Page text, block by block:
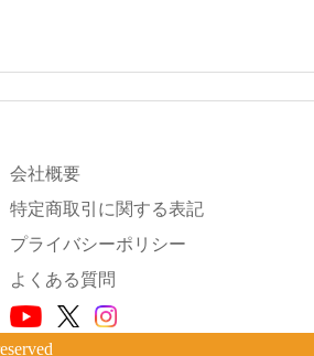
会社概要
特定商取引に関する表記
プライバシーポリシー
よくある質問